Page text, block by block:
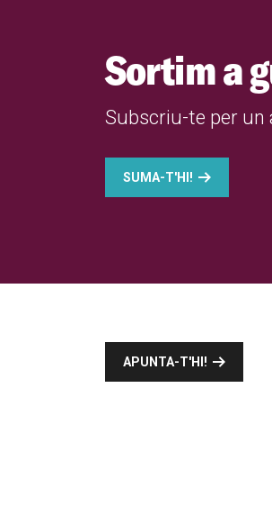
Sortim a
Subscriu-te per
SUMA-T'HI!
APUNTA-T'HI!